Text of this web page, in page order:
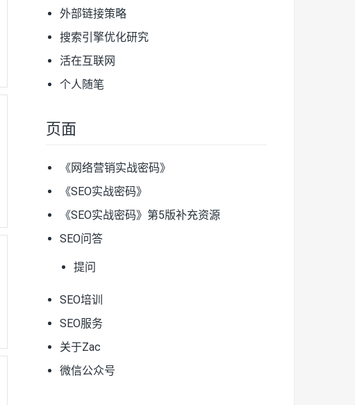
外部链接策略
搜索引擎优化研究
活在互联网
个人随笔
页面
《网络营销实战密码》
《SEO实战密码》
《SEO实战密码》第5版补充资源
SEO问答
提问
SEO培训
SEO服务
关于Zac
微信公众号